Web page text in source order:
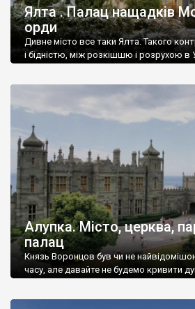
Ялта . Палац нащадків
орди
Дивне місто все таки Ялта. Такого
і бідністю, між розкішшю і розрухою в
Алупка. Місто, церква,
палац
Князь Воронцов був чи не
часу, але давайте не будемо кривити